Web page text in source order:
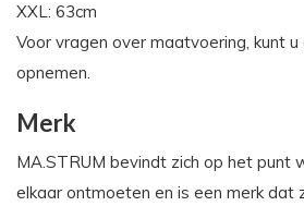
XXL: 63cm
Voor vragen over maatvoering, kunt
opnemen.
Merk
MA.STRUM bevindt zich op het punt
elkaar ontmoeten en is een merk dat